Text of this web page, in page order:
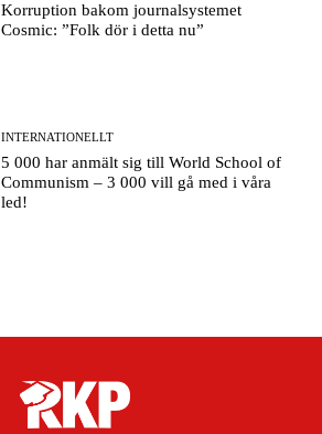
Korruption bakom journalsystemet
Cosmic: ”Folk dör i detta nu”
INTERNATIONELLT
5 000 har anmält sig till World School of
Communism – 3 000 vill gå med i våra
led!